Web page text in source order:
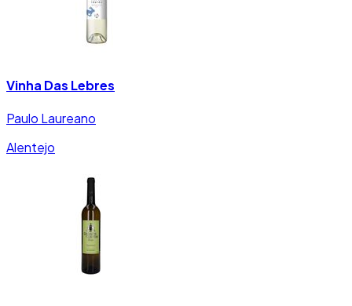
Vinha Das Lebres
Paulo Laureano
Alentejo